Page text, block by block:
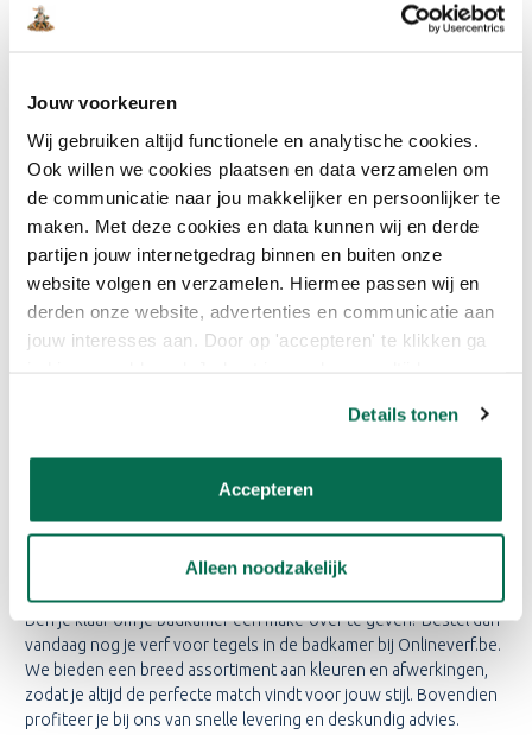
Jouw voorkeuren
Wij gebruiken altijd functionele en analytische cookies.
Ook willen we cookies plaatsen en data verzamelen om
de communicatie naar jou makkelijker en persoonlijker te
maken. Met deze cookies en data kunnen wij en derde
partijen jouw internetgedrag binnen en buiten onze
website volgen en verzamelen. Hiermee passen wij en
derden onze website, advertenties en communicatie aan
jouw interesses aan. Door op 'accepteren' te klikken ga
Details tonen
Accepteren
Alleen noodzakelijk
BADKAMER
Bij Onlineverf.be vind je alleen de beste tegelverf voor je
badkamer. Onze verfproducten zijn van topkwaliteit en worden
aanbevolen door professionals. Of je nu kiest voor een
moderne, minimalistische look of een warme, gezellige sfeer, wij
VERF OVER TEGELS
BADKAMER
snel en effectief je badkamer op te frissen. Met de juiste
VERF VOOR TEGELS
BADKAMER
Ben je klaar om je badkamer een make-over te geven? Bestel dan
vandaag nog je verf voor tegels in de badkamer bij Onlineverf.be.
We bieden een breed assortiment aan kleuren en afwerkingen,
zodat je altijd de perfecte match vindt voor jouw stijl. Bovendien
profiteer je bij ons van snelle levering en deskundig advies.